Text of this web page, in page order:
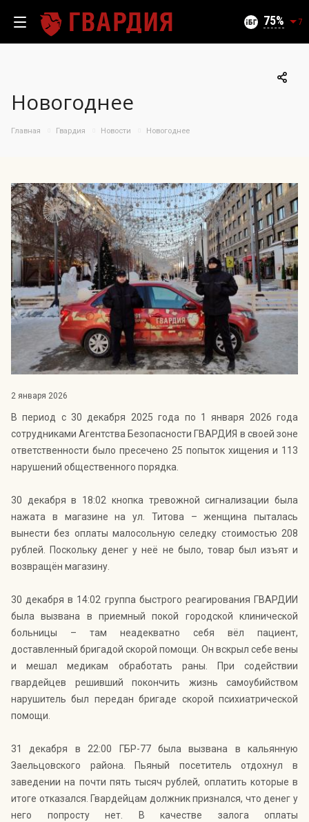
75 7
11.07 26.07
50
55
60
65
70
75
100
06.08
Индекс Безопасности ГВАРДИИ –
открытый проект Агентства Безопасности ГВАРДИЯ для
оценки уровня защищённости жителей города от
криминальных угроз.Подробнее >>
Новогоднее
Главная Гвардия Новости Новогоднее
2 января 2026
В период с 30 декабря 2025 года по 1 января 2026 года
сотрудниками Агентства Безопасности ГВАРДИЯ в своей зоне
ответственности было пресечено 25 попыток хищения и 113
нарушений общественного порядка.
30 декабря в 18:02 кнопка тревожной сигнализации была
нажата в магазине на ул. Титова – женщина пыталась
вынести без оплаты малосольную селедку стоимостью 208
рублей. Поскольку денег у неё не было, товар был изъят и
возвращён магазину.
30 декабря в 14:02 группа быстрого реагирования ГВАРДИИ
была вызвана в приемный покой городской клинической
больницы – там неадекватно себя вёл пациент,
доставленный бригадой скорой помощи. Он вскрыл себе вены
и мешал медикам обработать раны. При содействии
гвардейцев решивший покончить жизнь самоубийством
нарушитель был передан бригаде скорой психиатрической
помощи.
31 декабря в 22:00 ГБР-77 была вызвана в кальянную
Заельцовского района. Пьяный посетитель отдохнул в
заведении на почти пять тысяч рублей, оплатить которые в
итоге отказался. Гвардейцам должник признался, что денег у
него попросту нет. В качестве залога оплаты